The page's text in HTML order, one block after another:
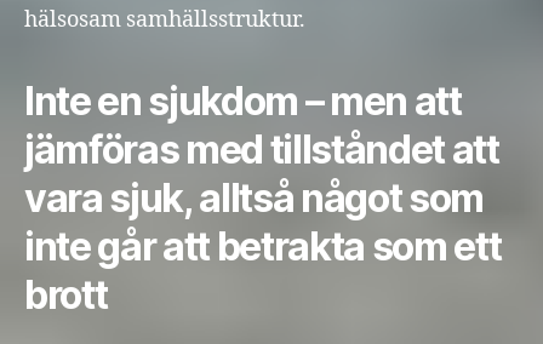
hälsosam samhällsstruktur.
Inte en sjukdom – men att
jämföras med tillståndet att
vara sjuk, alltså något som
inte går att betrakta som ett
brott